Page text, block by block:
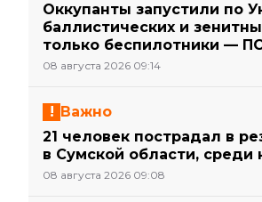
Оккупанты запустили по
баллистических и
только беспилотники —
08 августа 2026 09:14
Важно
21 человек пострадал в
в Сумской области, среди
08 августа 2026 09:08